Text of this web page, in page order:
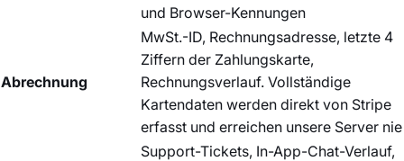
und Browser-Kennungen
Abrechnung
MwSt.-ID, Rechnungsadresse, letzte 4
Ziffern der Zahlungskarte,
Rechnungsverlauf. Vollständige
Kartendaten werden direkt von Stripe
erfasst und erreichen unsere Server nie
Support-Tickets, In-App-Chat-Verlauf,